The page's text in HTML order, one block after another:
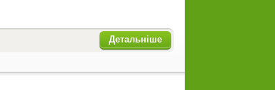
Детальніше